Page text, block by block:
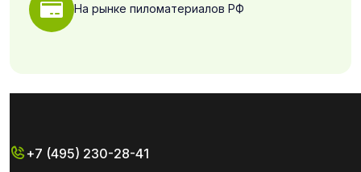
На рынке пиломатериалов РФ
+7 (495) 230-28-41